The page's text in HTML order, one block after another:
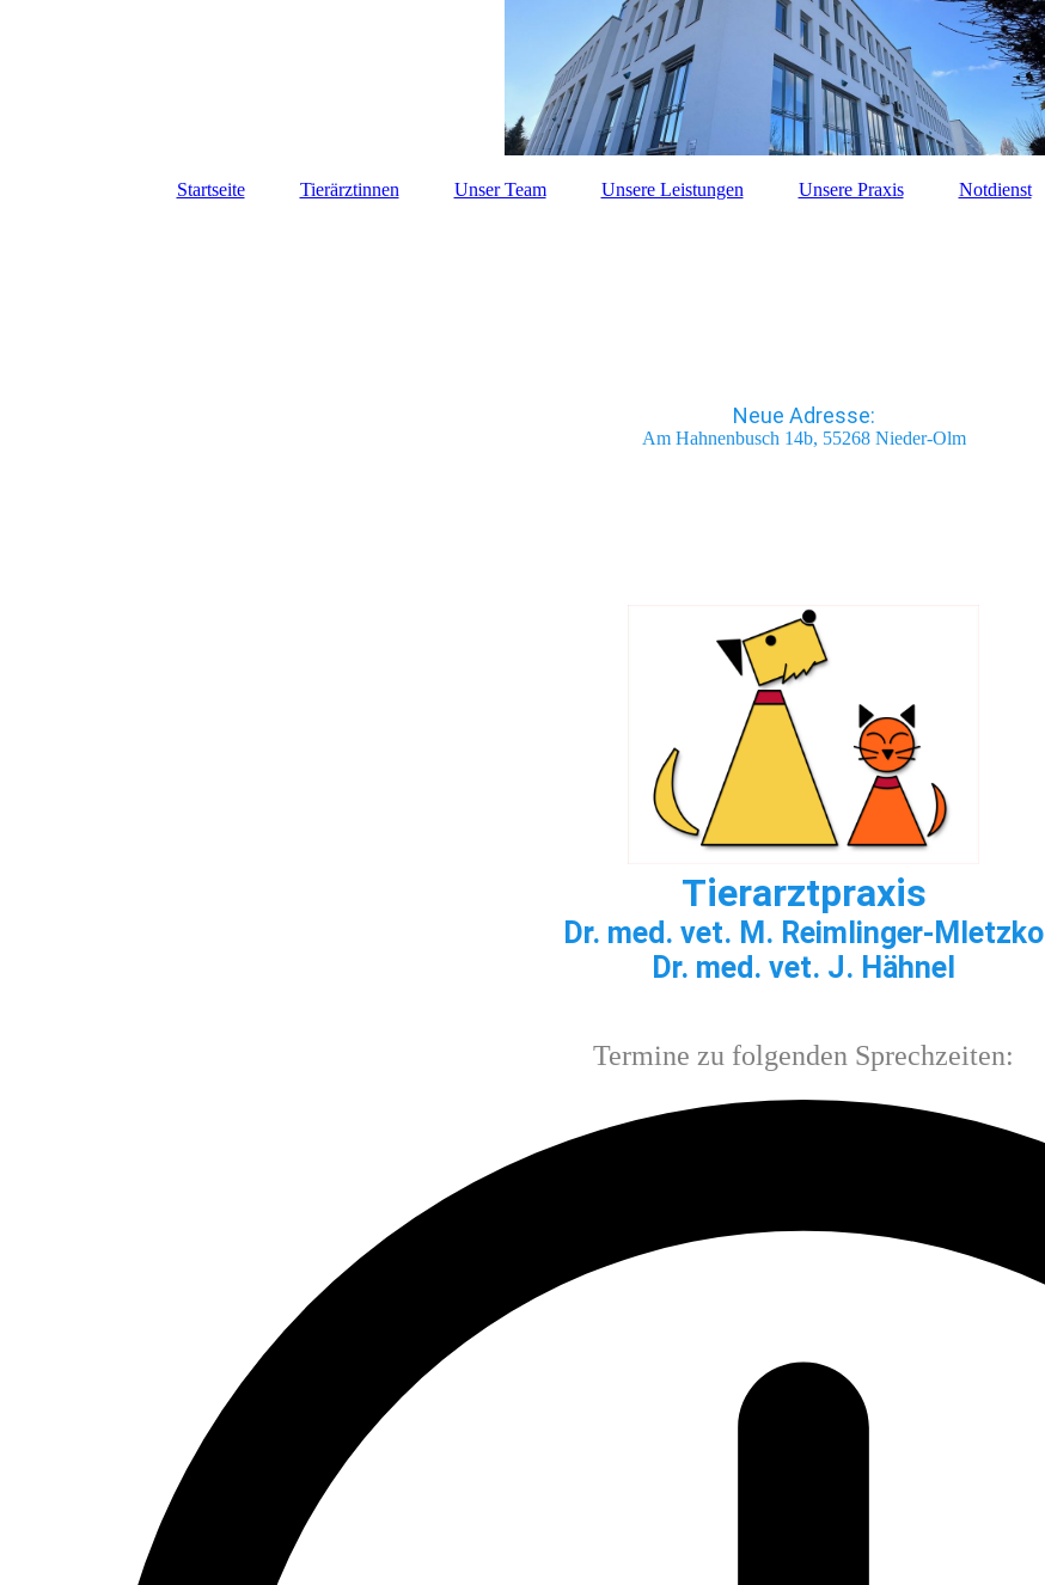
Startseite Tierärztinnen Unser Team Unsere Leistungen Unsere Praxis Notdienst
Neue Adresse:
Am Hahnenbusch 14b, 55268 Nieder-Olm
Tierarztpraxis
Dr. med. vet. M. Reimlinger-Mletzko
Dr. med. vet. J. Hähnel
Termine zu folgenden Sprechzeiten: